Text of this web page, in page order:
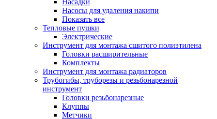
Насадки
Насосы для удаления накипи
Показать все
Тепловые пушки
Электрические
Инструмент для монтажа сшитого полиэтилена
Головки расширительные
Комплекты
Инструмент для монтажа радиаторов
Трубогибы, труборезы и резьбонарезной
инструмент
Головки резьбонарезные
Клуппы
Метчики